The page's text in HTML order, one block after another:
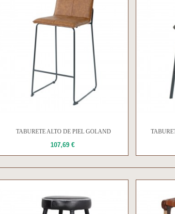
TABURETE ALTO DE PIEL GOLAND
107,69 €